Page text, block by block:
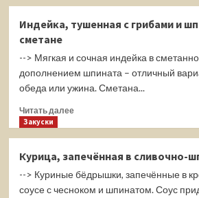
тушенная
грибами
томатном
соусе
Индейка, тушенная с грибами и
сметане
--> Мягкая и сочная индейка в
дополнением шпината – отличный
обеда или ужина. Сметана...
Читать далееПрочитать
тушенная
с
грибами
Закуски
Курица, запечённая в сливочно-
--> Куриные бёдрышки, запечённые в
соусе с чесноком и шпинатом. Соус